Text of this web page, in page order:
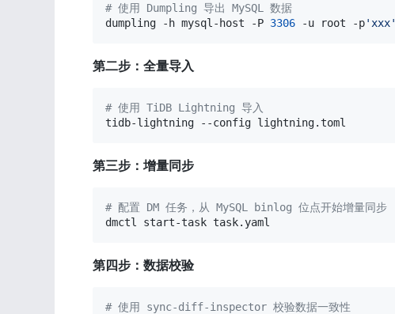
# 使用 Dumpling 导出 MySQL 数据
dumpling -h mysql-host -P 3306 -u root -p'xxx'
第二步：全量导入
# 使用 TiDB Lightning 导入
tidb-lightning --config lightning.toml
第三步：增量同步
# 配置 DM 任务，从 MySQL binlog 位点开始增量同步
dmctl start-task task.yaml
第四步：数据校验
# 使用 sync-diff-inspector 校验数据一致性